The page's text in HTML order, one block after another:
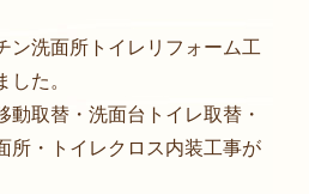
ン洗面所トイレリフォーム工
た。
動取替・洗面台トイレ取替・
所・トイレクロス内装工事が